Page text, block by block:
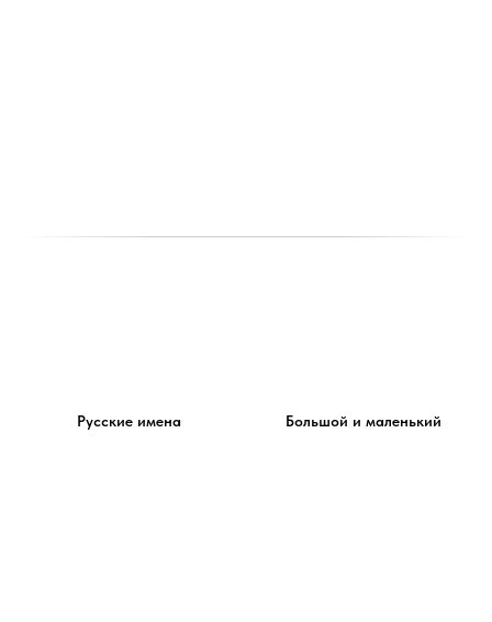
Русские имена Большой и маленький